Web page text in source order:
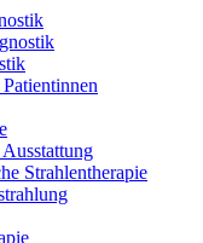
Strahlentherapie